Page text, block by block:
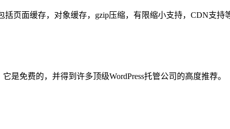
页面缓存，对象缓存，gzip压缩，有限缩小支持，CDN支持
是免费的，并得到许多顶级WordPress托管公司的高度推荐。